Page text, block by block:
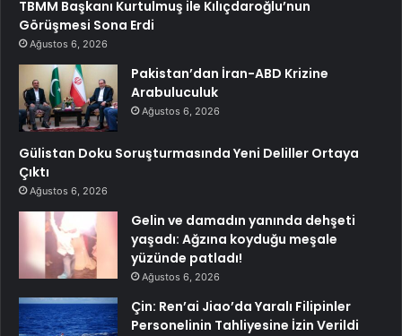
TBMM Başkanı Kurtulmuş ile Kılıçdaroğlu’nun
Görüşmesi Sona Erdi
Ağustos 6, 2026
Pakistan’dan İran-ABD Krizine
Arabuluculuk
Ağustos 6, 2026
Gülistan Doku Soruşturmasında Yeni Deliller Ortaya
Çıktı
Ağustos 6, 2026
Gelin ve damadın yanında dehşeti
yaşadı: Ağzına koyduğu meşale
yüzünde patladı!
Ağustos 6, 2026
Çin: Ren’ai Jiao’da Yaralı Filipinler
Personelinin Tahliyesine İzin Verildi